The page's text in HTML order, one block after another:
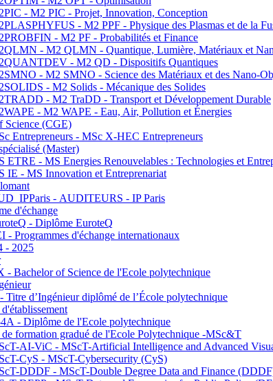
- M2 PIC - Projet, Innovation, Conception
- M2 PPF - Physique des Plasmas et de la
- M2 PF - Probabilités et Finance
- M2 QLMN - Quantique, Lumière, Matériaux et
- M2 QD - Dispositifs Quantiques
- M2 SMNO - Science des Matériaux et des Nano-
- M2 Solids - Mécanique des Solides
- M2 TraDD - Transport et Développement Durable
- M2 WAPE - Eau, Air, Pollution et Énergies
Science (CGE)
Entrepreneurs - MSc X-HEC Entrepreneurs
(Master)
ETRE - MS Energies Renouvelables : Technologies et
IE - MS Innovation et Entreprenariat
- AUDITEURS - IP Paris
d'échange
- Diplôme EuroteQ
- Programmes d'échange internationaux
- 2025
- Bachelor of Science de l'Ecole polytechnique
Titre d’Ingénieur diplômé de l’École polytechnique
- Diplôme de l'Ecole polytechnique
formation gradué de l'Ecole Polytechnique -MSc&T
AI-ViC - MScT-Artificial Intelligence and Advanced
CyS - MScT-Cybersecurity (CyS)
DDDF - MScT-Double Degree Data and Finance